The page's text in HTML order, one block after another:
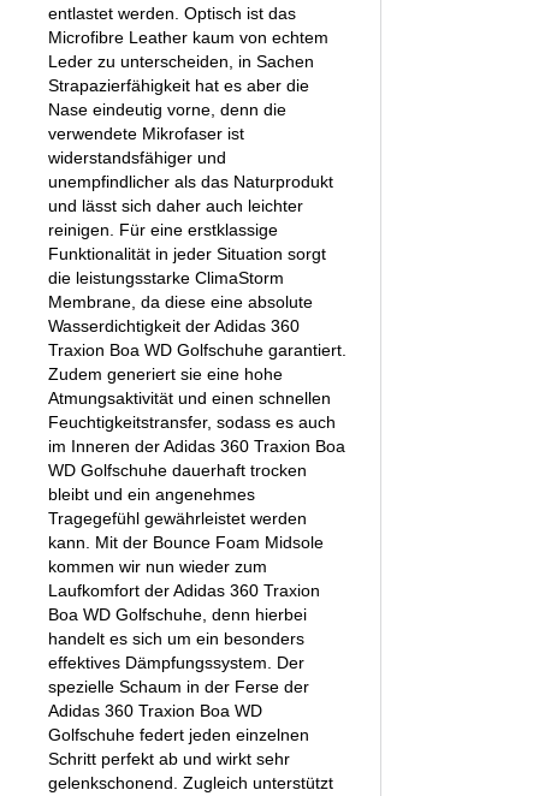
entlastet werden. Optisch ist das
Microfibre Leather kaum von echtem
Leder zu unterscheiden, in Sachen
Strapazierfähigkeit hat es aber die
Nase eindeutig vorne, denn die
verwendete Mikrofaser ist
widerstandsfähiger und
unempfindlicher als das Naturprodukt
und lässt sich daher auch leichter
reinigen. Für eine erstklassige
Funktionalität in jeder Situation sorgt
die leistungsstarke ClimaStorm
Membrane, da diese eine absolute
Wasserdichtigkeit der Adidas 360
Traxion Boa WD Golfschuhe garantiert.
Zudem generiert sie eine hohe
Atmungsaktivität und einen schnellen
Feuchtigkeitstransfer, sodass es auch
im Inneren der Adidas 360 Traxion Boa
WD Golfschuhe dauerhaft trocken
bleibt und ein angenehmes
Tragegefühl gewährleistet werden
kann. Mit der Bounce Foam Midsole
kommen wir nun wieder zum
Laufkomfort der Adidas 360 Traxion
Boa WD Golfschuhe, denn hierbei
handelt es sich um ein besonders
effektives Dämpfungssystem. Der
spezielle Schaum in der Ferse der
Adidas 360 Traxion Boa WD
Golfschuhe federt jeden einzelnen
Schritt perfekt ab und wirkt sehr
gelenkschonend. Zugleich unterstützt